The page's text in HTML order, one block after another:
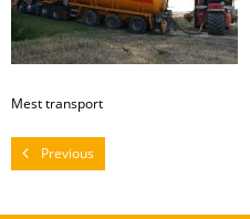
Te koop
Mest transport
Previous